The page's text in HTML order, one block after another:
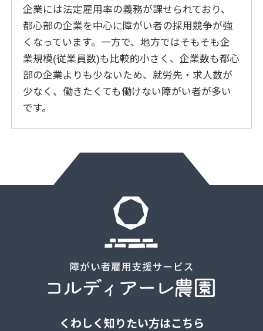
企業には法定雇用率の義務が課せられており、
都心部の企業を中心に障がい者の採用競争が強
くなっています。一方で、地方ではそもそも企
業規模(従業員数)も比較的小さく、企業数も都心
部の企業よりも少ないため、就労先・求人数が
少なく、働きたくても働けない障がい者が多い
です。
くわしく知りたい方はこちら